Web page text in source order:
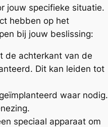
jouw specifieke situatie.
hebben op het
bij jouw beslissing:
de achterkant van de
Dit kan leiden tot
waar nodig.
speciaal apparaat om